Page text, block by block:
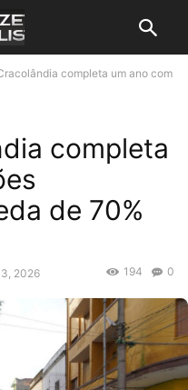
completa um ano com
completa
de 70%
2026 0
194